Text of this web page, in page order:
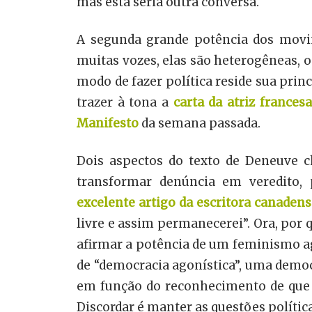
A segunda grande potência dos
muitas vozes, elas são heterogêneas,
modo de fazer política reside sua
trazer à tona a carta da atriz
Manifesto da semana passada.
Dois aspectos do texto de Deneuve
transformar denúncia em
excelente artigo da escritora
livre e assim permanecerei”. Ora,
afirmar a potência de um feminismo
de “democracia agonística”, uma
em função do reconhecimento de
Discordar é manter as questões